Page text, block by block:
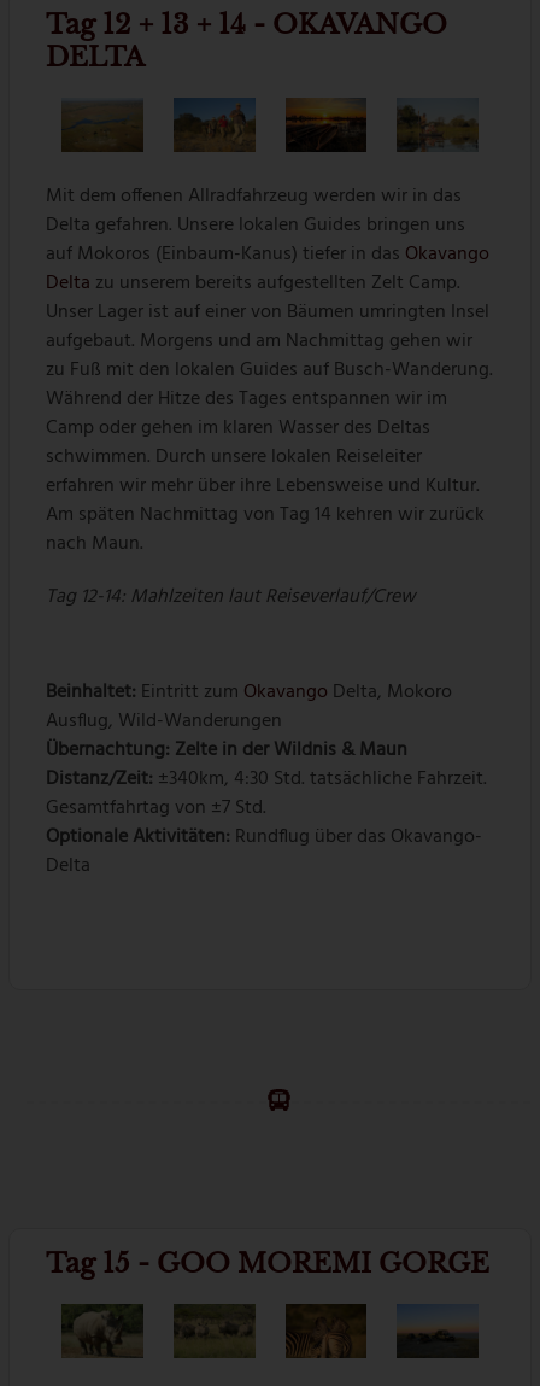
Tag 12 + 13 + 14 - OKAVANGO
DELTA
Mit dem offenen Allradfahrzeug werden wir in das
Delta gefahren. Unsere lokalen Guides bringen uns
auf Mokoros (Einbaum-Kanus) tiefer in das Okavango
Delta zu unserem bereits aufgestellten Zelt Camp.
Unser Lager ist auf einer von Bäumen umringten Insel
aufgebaut. Morgens und am Nachmittag gehen wir
zu Fuß mit den lokalen Guides auf Busch-Wanderung.
Während der Hitze des Tages entspannen wir im
Camp oder gehen im klaren Wasser des Deltas
schwimmen. Durch unsere lokalen Reiseleiter
erfahren wir mehr über ihre Lebensweise und Kultur.
Am späten Nachmittag von Tag 14 kehren wir zurück
nach Maun.
Tag 12-14: Mahlzeiten laut Reiseverlauf/Crew
Beinhaltet: Eintritt zum Okavango Delta, Mokoro
Ausflug, Wild-Wanderungen
Übernachtung: Zelte in der Wildnis & Maun
Distanz/Zeit: ±340km, 4:30 Std. tatsächliche Fahrzeit.
Gesamtfahrtag von ±7 Std.
Optionale Aktivitäten: Rundflug über das Okavango-
Delta
Tag 15 - GOO MOREMI GORGE